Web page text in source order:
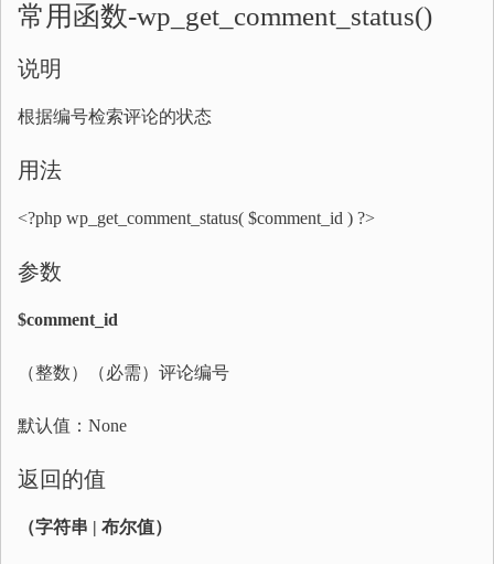
常用函数-wp_get_comment_status()
说明
根据编号检索评论的状态
用法
<?php wp_get_comment_status( $comment_id ) ?>
参数
$comment_id
（整数）（必需）评论编号
默认值：None
返回的值
（字符串 | 布尔值）